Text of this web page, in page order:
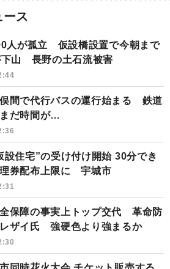
ース
人が孤立 仮設橋設置で今朝まで
下山 長野の土石流被害
間で代行バスの運行始まる 鉄道
だ時間が…
設住宅”の受け付け開始 30分でき
理券配布上限に 宇城市
保障の事実上トップ交代 革命防
ザイ氏 強硬色より強まるか